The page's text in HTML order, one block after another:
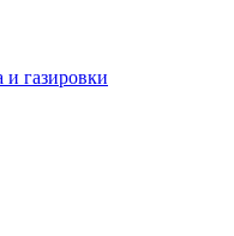
и газировки